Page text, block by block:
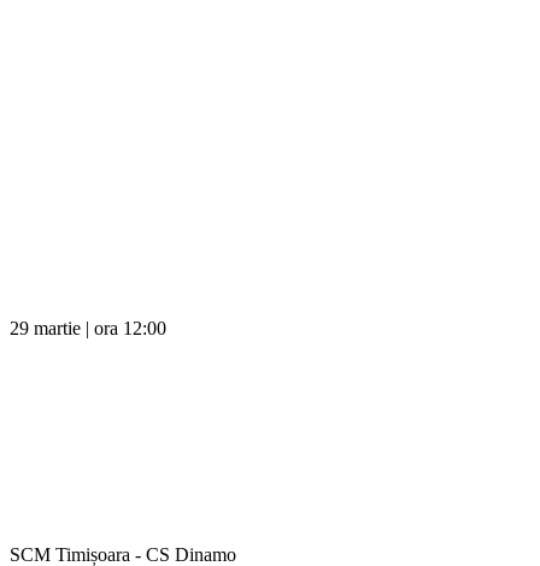
29 martie | ora 12:00
SCM Timișoara - CS Dinamo